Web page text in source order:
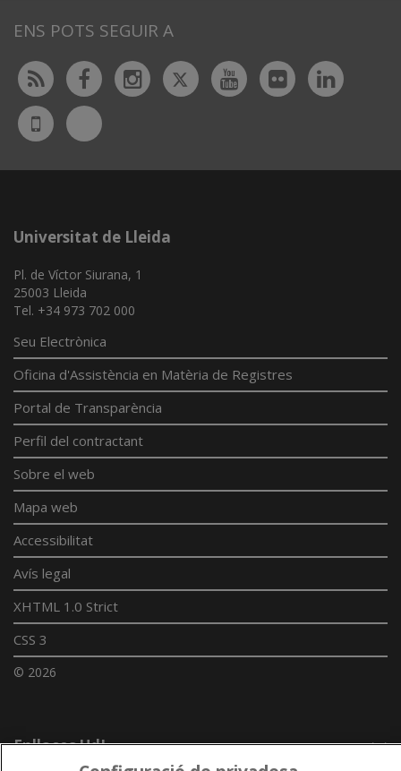
ENS POTS SEGUIR A
Rss FacebookInstagram
TwitterYoutubeFlickr
UdL
App
Bluesky
Universitat de Lleida
Pl. de Víctor Siurana, 1
25003 Lleida
Tel. +34 973 702 000
Seu Electrònica
Oficina d'Assistència en Matèria de Registres
Portal de Transparència
Perfil del contractant
Sobre el web
Mapa web
Accessibilitat
Avís legal
XHTML 1.0 Strict
CSS 3
© 2026
Enllaços UdL